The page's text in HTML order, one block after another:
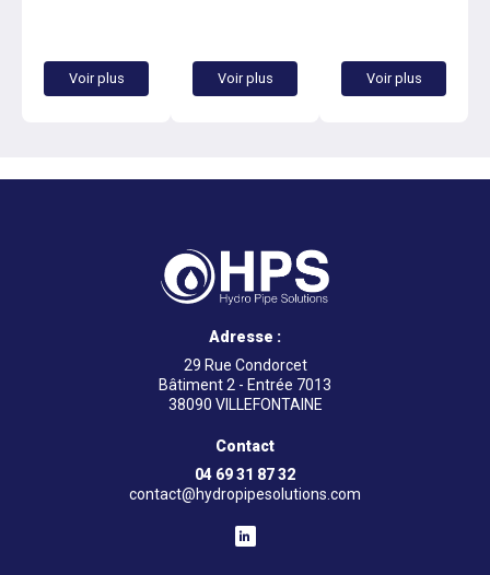
Voir plus Voir plus Voir plus
Adresse :
29 Rue Condorcet
Bâtiment 2 - Entrée 7013
38090 VILLEFONTAINE
Contact
04 69 31 87 32
contact@hydropipesolutions.com